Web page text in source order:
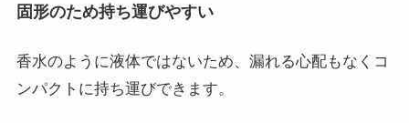
固形のため持ち運びやすい
香水のように液体ではないため、漏れる心配もなくコ
ンパクトに持ち運びできます。